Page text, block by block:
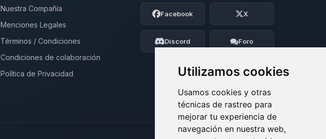
Utilizamos cookies
Usamos cookies y otras
técnicas de rastreo para
mejorar tu experiencia de
navegación en nuestra web,
Nuestra Compañía
Menciones Legales
Términos / Condiciones
Condiciones de colaboración
Política de Privacidad
Facebook X
Discord Foro
Soy Choupy, tu pequeno asistente de
BoxToPlay. Cuentame que necesitas y
moveré mis pequenos circuitos para
ayudarte.
08/08/2026 07:00